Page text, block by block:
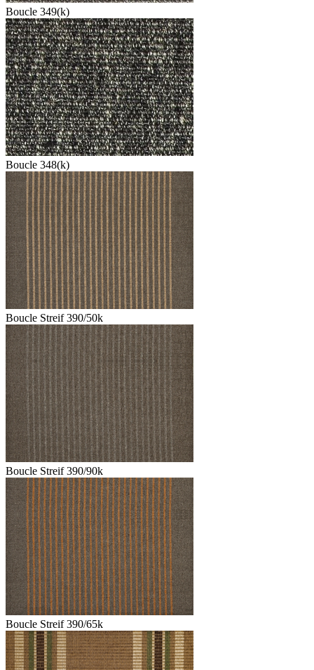
Boucle 349(k)
Boucle 348(k)
Boucle Streif 390/50k
Boucle Streif 390/90k
Boucle Streif 390/65k